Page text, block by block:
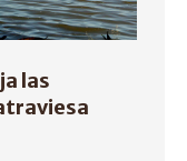
las